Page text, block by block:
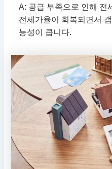
A: 공급 부족으로 인해 전
전세가율이 회복되면서
능성이 큽니다.